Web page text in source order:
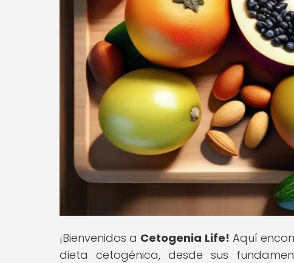
¡Bienvenidos a Cetogenia Life! Aquí
dieta cetogénica, desde sus